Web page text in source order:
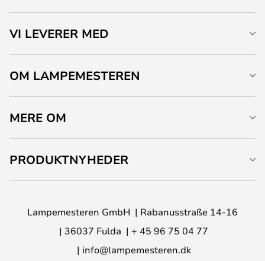
VI LEVERER MED
OM LAMPEMESTEREN
MERE OM
PRODUKTNYHEDER
Lampemesteren GmbH
Rabanusstraße 14-16
36037 Fulda
+ 45 96 75 04 77
info@lampemesteren.dk